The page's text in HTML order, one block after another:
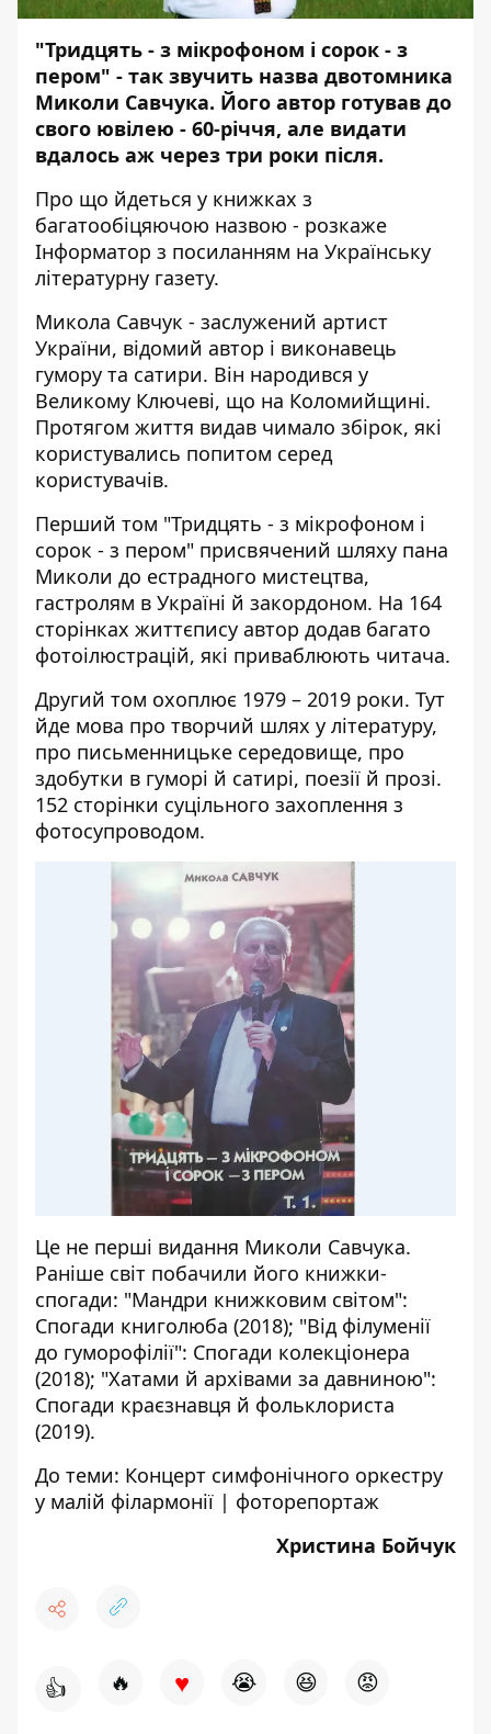
"Тридцять - з мікрофоном і сорок - з
пером" - так звучить назва двотомника
Миколи Савчука. Його автор готував до
свого ювілею - 60-річчя, але видати
вдалось аж через три роки після.
Про що йдеться у книжках з
багатообіцяючою назвою - розкаже
Інформатор з посиланням на Українську
літературну газету.
Микола Савчук - заслужений артист
України, відомий автор і виконавець
гумору та сатири. Він народився у
Великому Ключеві, що на Коломийщині.
Протягом життя видав чимало збірок, які
користувались попитом серед
користувачів.
Перший том "Тридцять - з мікрофоном і
сорок - з пером" присвячений шляху пана
Миколи до естрадного мистецтва,
гастролям в Україні й закордоном. На 164
сторінках життєпису автор додав багато
фотоілюстрацій, які приваблюють читача.
Другий том охоплює 1979 – 2019 роки. Тут
йде мова про творчий шлях у літературу,
про письменницьке середовище, про
здобутки в гуморі й сатирі, поезії й прозі.
152 сторінки суцільного захоплення з
фотосупроводом.
Це не перші видання Миколи Савчука.
Раніше світ побачили його книжки-
спогади: "Мандри книжковим світом":
Спогади книголюба (2018); "Від філуменії
до гуморофілії": Спогади колекціонера
(2018); "Хатами й архівами за давниною":
Спогади краєзнавця й фольклориста
(2019).
До теми: Концерт симфонічного оркестру
у малій філармонії | фоторепортаж
Христина Бойчук
👍 🔥 ♥ 😭 😆 😡